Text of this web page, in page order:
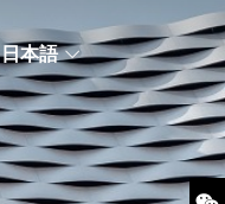
日本語